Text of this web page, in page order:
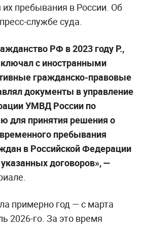
пребывания в России. Об
службе суда.
РФ в 2023 году Р.,
с иностранными
гражданско-правовые
документы в управление
УМВД России по
для принятия решения о
пребывания
в Российской Федерации
договоров», —
примерно год — с марта
2026-го. За это время